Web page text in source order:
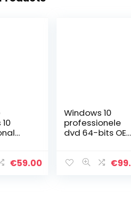
€59.00
Windows 10
professionele
dvd 64-bits OEM
verpakt –
€